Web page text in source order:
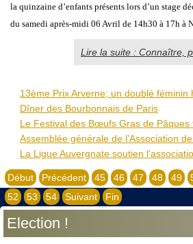
la quinzaine d’enfants présents lors d’un stage
du samedi après-midi 06 Avril de 14h30 à 17h à
Lire la suite : Connaître,
13ème Prix Arverne; un doublé féminin
Dîner des Bourbonnais de Paris
Le Festival des Bœufs Gras de Pâques
Assemblée générale de l’Association
La Ligue Auvergnate soutien
Début Précédent 45 46 47 48 49
52
53 54 Suivant Fin
Election !